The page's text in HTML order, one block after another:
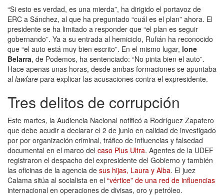
“Si esto es verdad, es una mierda”, ha dirigido el portavoz de
ERC a Sánchez, al que ha preguntado “cuál es el plan” ahora. El
presidente se ha limitado a responder que “el plan es seguir
gobernando”. Ya a su entrada al hemiciclo, Rufián ha reconocido
que “el auto está muy bien escrito”. En el mismo lugar, Ione
Belarra, de Podemos, ha sentenciado: “No pinta bien el auto”.
Hace apenas unas horas, desde ambas formaciones se apuntaba
al lawfare para explicar las acusaciones contra el expresidente.
Tres delitos de corrupción
Este martes, la Audiencia Nacional notificó a Rodríguez Zapatero
que debe acudir a declarar el 2 de junio en calidad de investigado
por por organización criminal, tráfico de influencias y falsedad
documental en el marco del caso Plus Ultra. Agentes de la UDEF
registraron el despacho del expresidente del Gobierno y también
las oficinas de la agencia de sus hijas, Laura y Alba. El juez
Calama sitúa al socialista en el “vértice” de una red de influencias
internacional en operaciones de divisas, oro y petróleo.